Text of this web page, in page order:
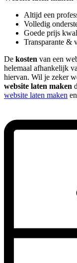
Altijd een
Volledig
Goede prijs
Transparante &
De kosten van een
helemaal afhankelijk
hiervan. Wil je zeker
website laten maken
website laten maken